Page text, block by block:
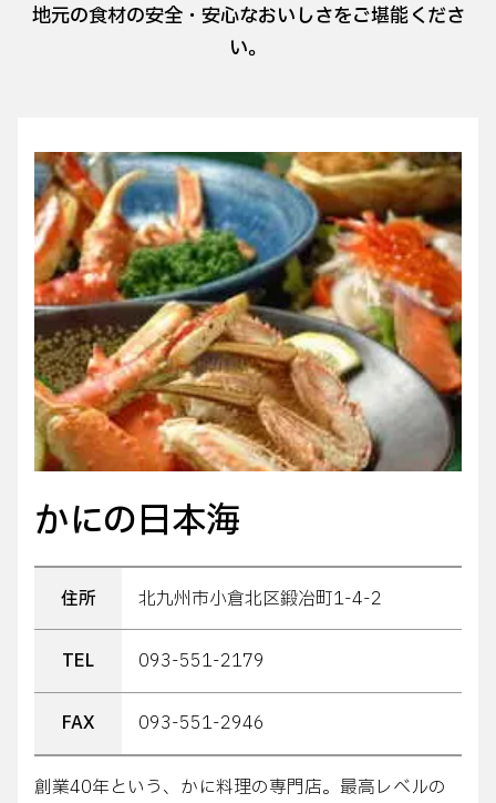
地元の食材の安全・安心なおいしさをご堪能くださ
い。
かにの日本海
住所 北九州市小倉北区鍛冶町1-4-2
TEL 093-551-2179
FAX 093-551-2946
創業40年という、かに料理の専門店。最高レベルの